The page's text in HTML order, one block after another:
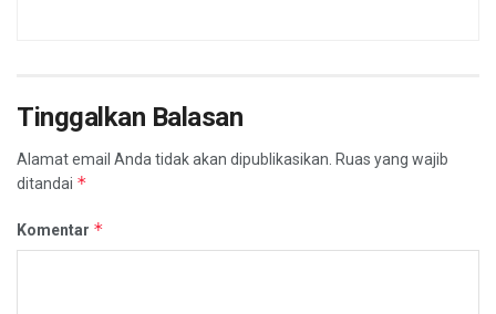
Tinggalkan Balasan
Alamat email Anda tidak akan dipublikasikan. Ruas yang wajib
ditandai *
Komentar *